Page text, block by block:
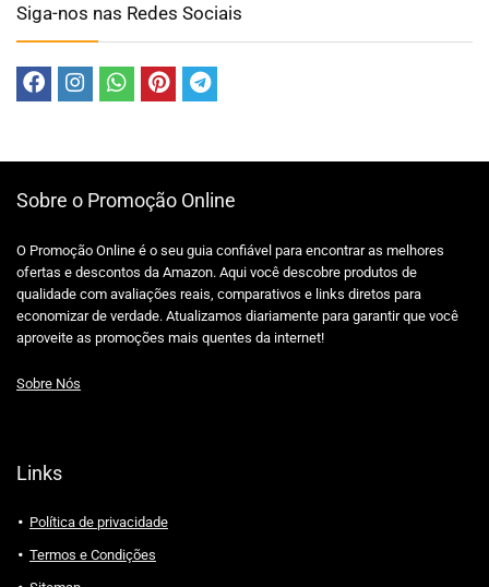
Siga-nos nas Redes Sociais
Sobre o Promoção Online
O Promoção Online é o seu guia confiável para encontrar as melhores
ofertas e descontos da Amazon. Aqui você descobre produtos de
qualidade com avaliações reais, comparativos e links diretos para
economizar de verdade. Atualizamos diariamente para garantir que você
aproveite as promoções mais quentes da internet!
Sobre Nós
Links
Política de privacidade
Termos e Condições